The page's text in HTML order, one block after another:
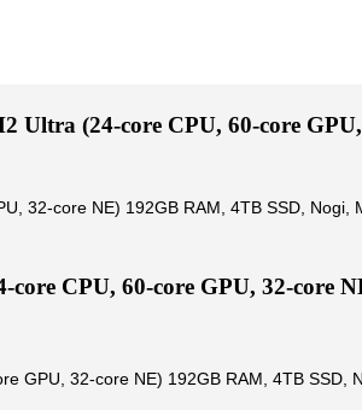
Ultra (24-core CPU, 60-core
32-core NE) 192GB RAM, 4TB SSD, Nogi,
CPU, 60-core GPU, 32-core
GPU, 32-core NE) 192GB RAM, 4TB SSD,